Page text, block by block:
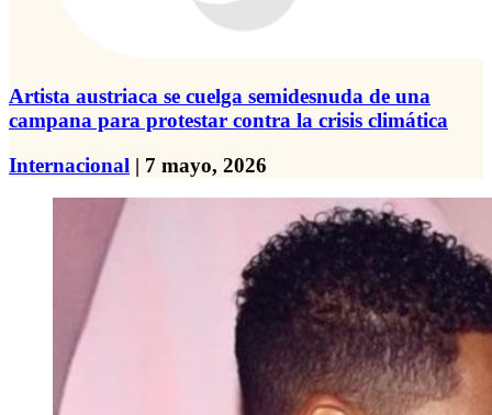
Artista austriaca se cuelga semidesnuda de una
campana para protestar contra la crisis climática
Internacional | 7 mayo, 2026